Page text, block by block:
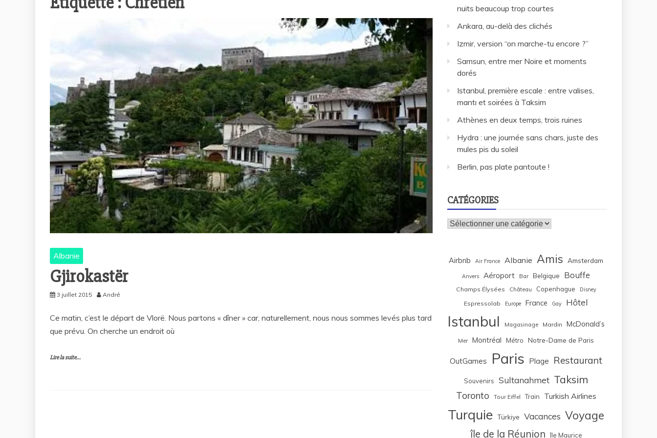
Albanie
Gjirokastër
3 juillet 2015 André
Ce matin, c’est le départ de Vlorë. Nous partons « dîner » car, naturellement, nous nous sommes levés plus tard
que prévu. On cherche un endroit où
Lire la suite...
nuits beaucoup trop courtes
Ankara, au-delà des clichés
Izmir, version “on marche-tu encore ?”
Samsun, entre mer Noire et moments
dorés
Istanbul, première escale : entre valises,
mantı et soirées à Taksim
Athènes en deux temps, trois ruines
Hydra : une journée sans chars, juste des
mules pis du soleil
Berlin, pas plate pantoute !
CATÉGORIES
Catégories
Airbnb Air France Albanie Amis Amsterdam
Anvers Aéroport Bar Belgique Bouffe
Champs Élysées Château Copenhague Disney
Espressolab Europe France Gay Hôtel
Istanbul Magasinage Mardin McDonald’s
Mer Montréal Métro Notre-Dame de Paris
OutGames Paris Plage Restaurant
Souvenirs Sultanahmet Taksim
Toronto Tour Eiffel Train Turkish Airlines
Turquie Türkiye Vacances Voyage
île de la Réunion île Maurice